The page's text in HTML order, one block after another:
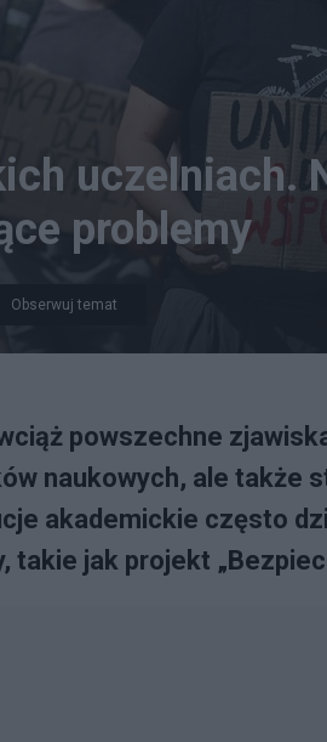
uczelniach.
problemy
Obserwuj temat
powszechne
naukowych, ale także
akademickie często
takie jak projekt